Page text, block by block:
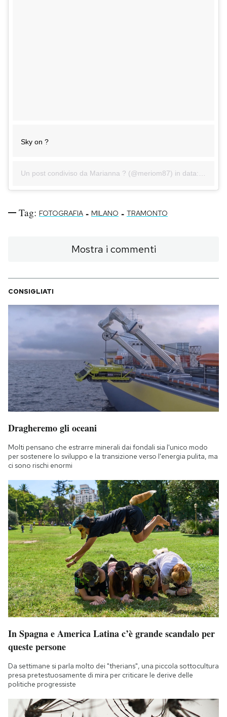
Sky on ?
Un post condiviso da Marianna ? (@meriom87) in data:28 Ott
Tag: FOTOGRAFIA - MILANO - TRAMONTO
Mostra i commenti
CONSIGLIATI
Dragheremo gli oceani
Molti pensano che estrarre minerali dai fondali sia l'unico modo
per sostenere lo sviluppo e la transizione verso l'energia pulita, ma
ci sono rischi enormi
In Spagna e America Latina c’è grande scandalo per
queste persone
Da settimane si parla molto dei "therians", una piccola sottocultura
presa pretestuosamente di mira per criticare le derive delle
politiche progressiste